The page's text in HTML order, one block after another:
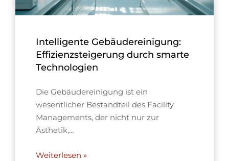
Intelligente Gebäudereinigung:
Effizienzsteigerung durch smarte
Technologien
Die Gebäudereinigung ist ein
wesentlicher Bestandteil des Facility
Managements, der nicht nur zur
Ästhetik,…
Weiterlesen »